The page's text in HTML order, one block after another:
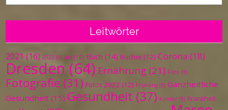
Leitwörter
2021 (16) 2022 (9) Art (10) Buch (14) Bücher (12) Corona (18)
Dresden (64) Ernährung (21) Foto (9)
Fotografie (31) Fotos 2022 (12) Frühling (9) Ganzheitliche
Gesundheit (15) Gesundheit (37) Kinder (9) Krankheit